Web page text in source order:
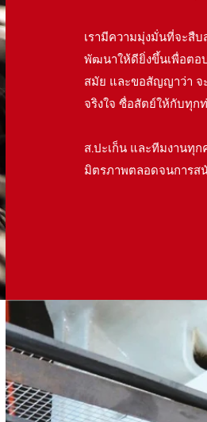
เรามีความมุ่งมั่นที่จะสืบ
พัฒนาให้ดียิ่งขึ้นเพื่อตอ
สมัย และขอสัญญาว่า
จริงใจ ซื่อสัตย์ให้กับทุก
ส.ปะเก็น และทีมงานทุ
มิตรภาพตลอดจนการส